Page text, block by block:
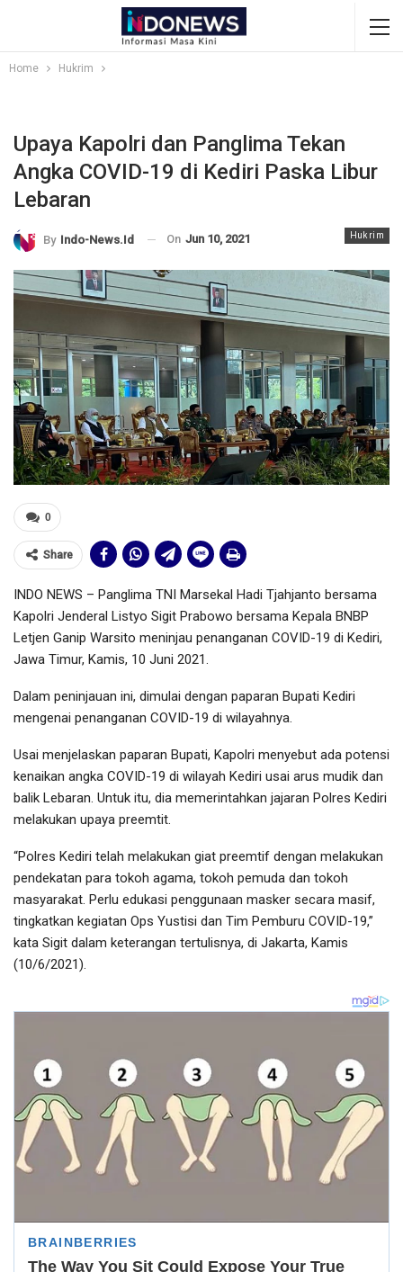
Home Hukrim
Upaya Kapolri dan Panglima Tekan
Angka COVID-19 di Kediri Paska Libur
Lebaran
Hukrim
By Indo-News.id On Jun 10, 2021
0
Share
INDO NEWS – Panglima TNI Marsekal Hadi Tjahjanto bersama
Kapolri Jenderal Listyo Sigit Prabowo bersama Kepala BNBP
Letjen Ganip Warsito meninjau penanganan COVID-19 di Kediri,
Jawa Timur, Kamis, 10 Juni 2021.
Dalam peninjauan ini, dimulai dengan paparan Bupati Kediri
mengenai penanganan COVID-19 di wilayahnya.
Usai menjelaskan paparan Bupati, Kapolri menyebut ada potensi
kenaikan angka COVID-19 di wilayah Kediri usai arus mudik dan
balik Lebaran. Untuk itu, dia memerintahkan jajaran Polres Kediri
melakukan upaya preemtit.
“Polres Kediri telah melakukan giat preemtif dengan melakukan
pendekatan para tokoh agama, tokoh pemuda dan tokoh
masyarakat. Perlu edukasi penggunaan masker secara masif,
tingkatkan kegiatan Ops Yustisi dan Tim Pemburu COVID-19,”
kata Sigit dalam keterangan tertulisnya, di Jakarta, Kamis
(10/6/2021).